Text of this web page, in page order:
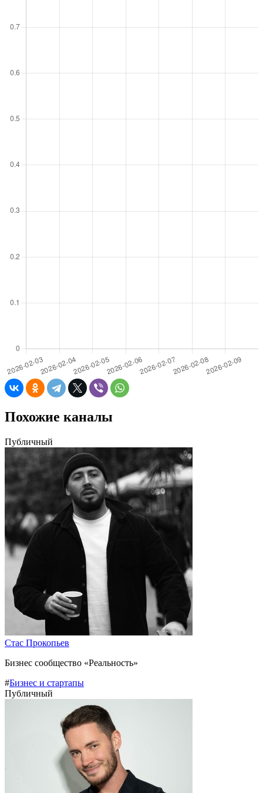
Похожие каналы
Публичный
Стас Прокопьев
Бизнес сообщество «Реальность»
#Бизнес и стартапы
Публичный